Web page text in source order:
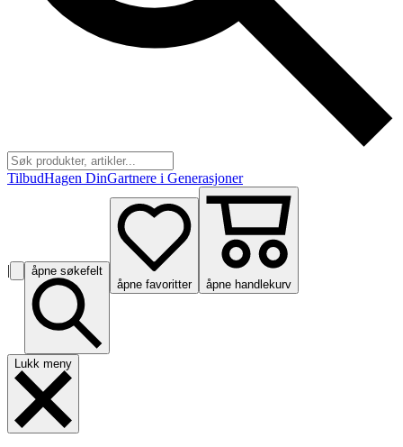
TilbudHagen DinGartnere i Generasjoner
|
åpne søkefelt
åpne favoritter
åpne handlekurv
Lukk meny